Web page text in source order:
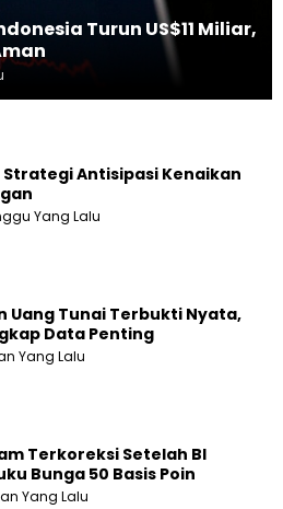
Turun US$11 Miliar,
Strategi Antisipasi Kenaikan
Yang Lalu
Uang Tunai Terbukti Nyata,
Data Penting
Yang Lalu
Terkoreksi Setelah BI
Bunga 50 Basis Poin
Yang Lalu